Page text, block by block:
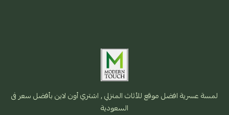
لمسة عسرية افضل موقع للأثاث المنزلي , اشتري أون لاين بأفضل سعر فى
السعودية